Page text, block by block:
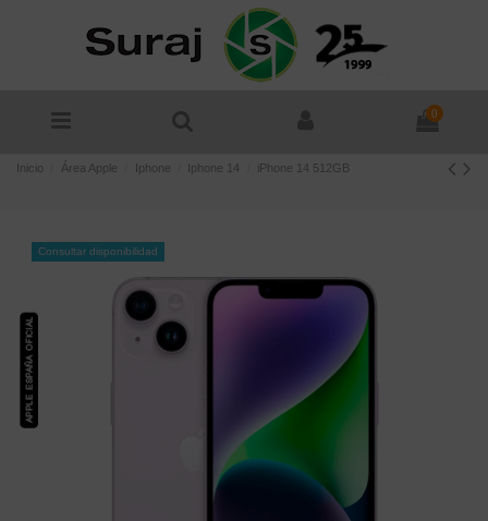
0
Inicio Área Apple Iphone Iphone 14 iPhone 14 512GB
Consultar disponibilidad